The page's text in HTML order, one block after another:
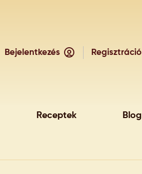
Bejelentkezés Regisztráció
Receptek Blog